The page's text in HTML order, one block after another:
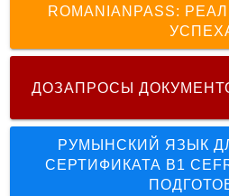
ROMANIANPASS:
ДОЗАПРОСЫ
РУМЫНСКИЙ ЯЗЫК
СЕРТИФИКАТА B1